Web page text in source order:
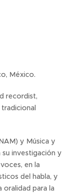
México.
recordist,
y Música y
investigación y
en la
del habla, y
para la